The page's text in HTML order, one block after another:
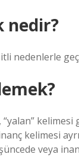
nedir?
nedenlerle
kelimesi
veya